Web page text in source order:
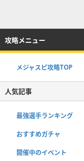
攻略メニュー
メジャスピ攻略TOP
人気記事
最強選手ランキング
おすすめガチャ
開催中のイベント